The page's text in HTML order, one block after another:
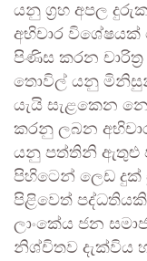
යනු ග්‍රහ අපල
අභිචාර
පිණිස කරන
තොවිල් යනු
යැයි සැළකෙන
කරනු ලබන
යනු පත්තිනි ඇතුළු
පිහිටෙන් ලෙඩ දුක්
පිළිවෙත්
ලාංකේය ජන
නිශ්චිතව දැක්විය